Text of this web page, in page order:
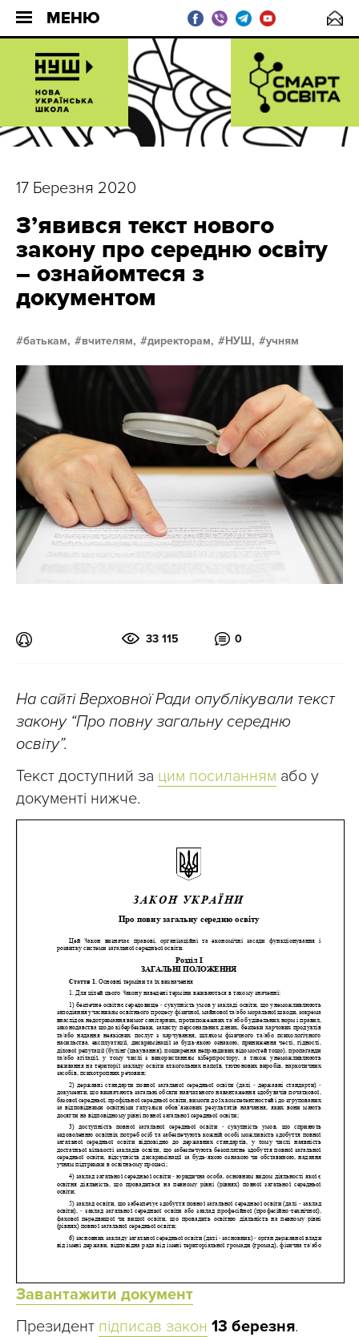
МЕНЮ
17 Березня 2020
З’явився текст нового
закону про середню освіту
– ознайомтеся з
документом
батькам, вчителям, директорам, НУШ, учням
33 115 0
На сайті Верховної Ради опублікували текст
закону “Про повну загальну середню
освіту”.
Текст доступний за цим посиланням або у
документі нижче.
Завантажити документ
Президент підписав закон 13 березня.